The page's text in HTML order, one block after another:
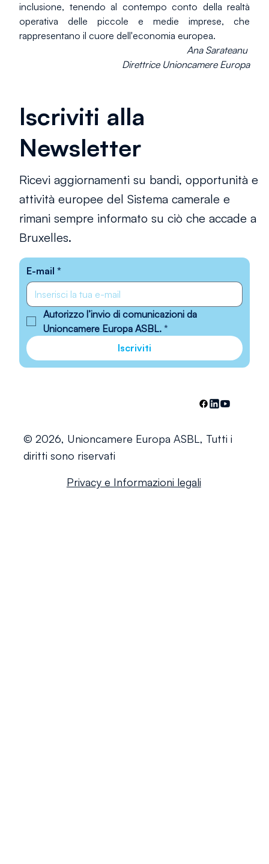
inclusione, tenendo al contempo conto della realtà
operativa delle piccole e medie imprese, che
rappresentano il cuore dell'economia europea.
Ana Sarateanu
Direttrice Unioncamere Europa
© 2026, Unioncamere Europa ASBL, Tutti i
diritti sono riservati
Privacy e Informazioni legali
E-mail *
Autorizzo l’invio di comunicazioni da
Unioncamere Europa ASBL. *
Iscriviti
Iscriviti alla
Newsletter
Ricevi aggiornamenti su bandi, opportunità e
attività europee del Sistema camerale e
rimani sempre informato su ciò che accade a
Bruxelles.